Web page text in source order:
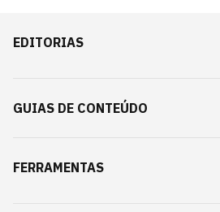
EDITORIAS
GUIAS DE CONTEÚDO
FERRAMENTAS